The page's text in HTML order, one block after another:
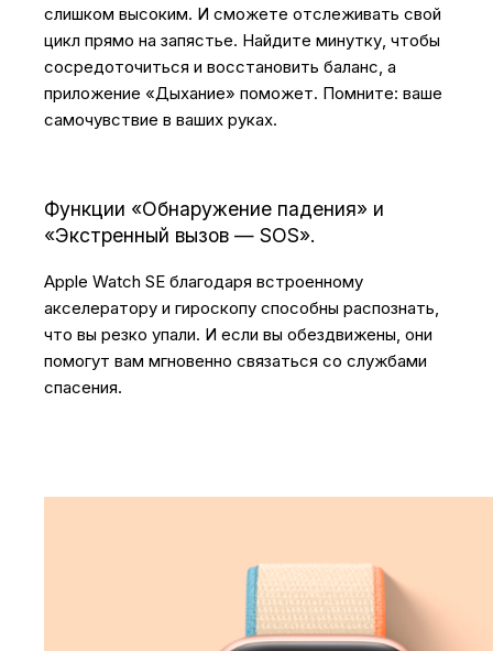
слишком высоким. И сможете отслеживать свой
цикл прямо на запястье. Найдите минутку, чтобы
сосредоточиться и восстановить баланс, а
приложение «Дыхание» поможет. Помните: ваше
самочувствие в ваших руках.
Функции «Обнаружение падения» и
«Экстренный вызов — SOS».
Apple Watch SE благодаря встроенному
акселератору и гироскопу способны распознать,
что вы резко упали. И если вы обездвижены, они
помогут вам мгновенно связаться со службами
спасения.